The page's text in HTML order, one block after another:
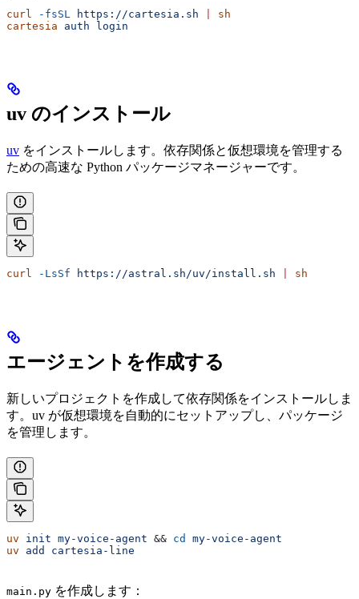
curl -fsSL https://cartesia.sh
sh
cartesia auth login
uv のインストール
uv をインストールします。依存関係と仮想環境を管理する
ための高速な Python パッケージマネージャーです。
curl -LsSf https://astral.sh/uv/install.sh sh
エージェントを作成する
新しいプロジェクトを作成して依存関係をインストールしま
す。uv が仮想環境を自動的にセットアップし、パッケージ
を管理します。
uv init my-voice-agent && cd
my-voice-agent
uv add cartesia-line
main.py を作成します：